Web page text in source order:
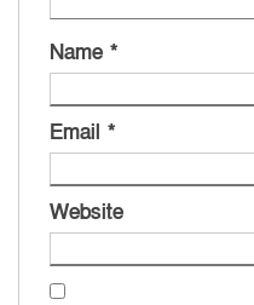
Name *
Email *
Website